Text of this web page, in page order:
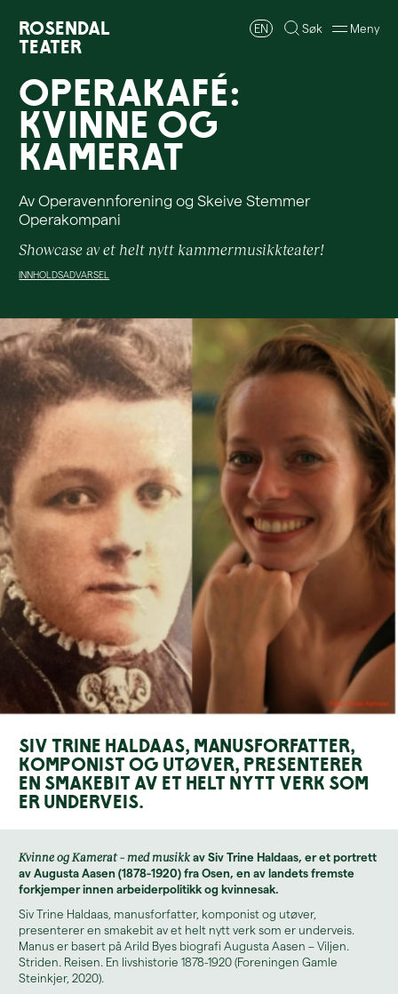
Rosendal
Teater
EN Søk Meny
Operakafé:
Kvinne og
Kamerat
Av Operavennforening og Skeive Stemmer
Operakompani
Showcase av et helt nytt kammermusikkteater!
INNHOLDSADVARSEL
Siv Trine Haldaas, manusforfatter,
komponist og utøver, presenterer
en smakebit av et helt nytt verk som
er underveis.
Kvinne og Kamerat – med musikkav Siv Trine Haldaas, er et portrett
av Augusta Aasen (1878-1920) fra Osen, en av landets fremste
forkjemper innen arbeiderpolitikk og kvinnesak.
Siv Trine Haldaas, manusforfatter, komponist og utøver,
presenterer en smakebit av et helt nytt verk som er underveis.
Manus er basert på Arild Byes biografi Augusta Aasen – Viljen.
Striden. Reisen. En livshistorie 1878-1920 (Foreningen Gamle
Steinkjer, 2020).